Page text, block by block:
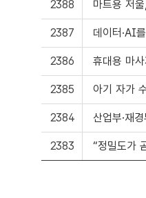
2388 마트용 저
2387 데이터·AI
2386 휴대용 마
2385 아기 자가
2384 산업부·재
2383 “정밀도가